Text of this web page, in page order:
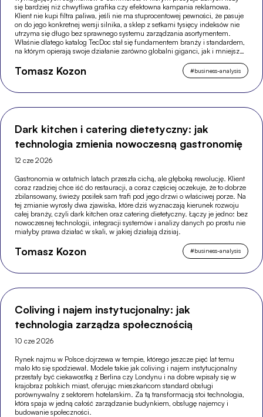
się bardziej niż chwytliwa grafika czy efektowna kampania reklamowa.
Klient nie kupi filtra paliwa, jeśli nie ma stuprocentowej pewności, że pasuje
on do jego konkretnej wersji silnika, a sklep z setkami tysięcy indeksów nie
utrzyma się długo bez sprawnego systemu zarządzania asortymentem.
Właśnie dlatego katalog TecDoc stał się fundamentem branży i standardem,
na którym opierają swoje działanie zarówno globalni giganci, jak i mniejsze,
Tomasz Kozon #business-analysis
Dark kitchen i catering dietetyczny: jak
technologia zmienia nowoczesną gastronomię
12 cze 2026
Gastronomia w ostatnich latach przeszła cichą, ale głęboką rewolucję. Klient
coraz rzadziej chce iść do restauracji, a coraz częściej oczekuje, że to dobrze
zbilansowany, świeży posiłek sam trafi pod jego drzwi o właściwej porze. Na
tej zmianie wyrosły dwa zjawiska, które dziś wyznaczają kierunek rozwoju
całej branży, czyli dark kitchen oraz catering dietetyczny. Łączy je jedno: bez
nowoczesnej technologii, integracji systemów i analizy danych po prostu nie
miałyby prawa działać w skali, w jakiej działają dzisiaj.
Tomasz Kozon #business-analysis
Coliving i najem instytucjonalny: jak
technologia zarządza społecznością
10 cze 2026
Rynek najmu w Polsce dojrzewa w tempie, którego jeszcze pięć lat temu
mało kto się spodziewał. Modele takie jak coliving i najem instytucjonalny
przestały być ciekawostką z Berlina czy Londynu i na dobre wpisały się w
krajobraz polskich miast, oferując mieszkańcom standard obsługi
porównywalny z sektorem hotelarskim. Za tą transformacją stoi technologia,
która spaja w jedną całość zarządzanie budynkiem, obsługę najemcy i
budowanie społeczności.